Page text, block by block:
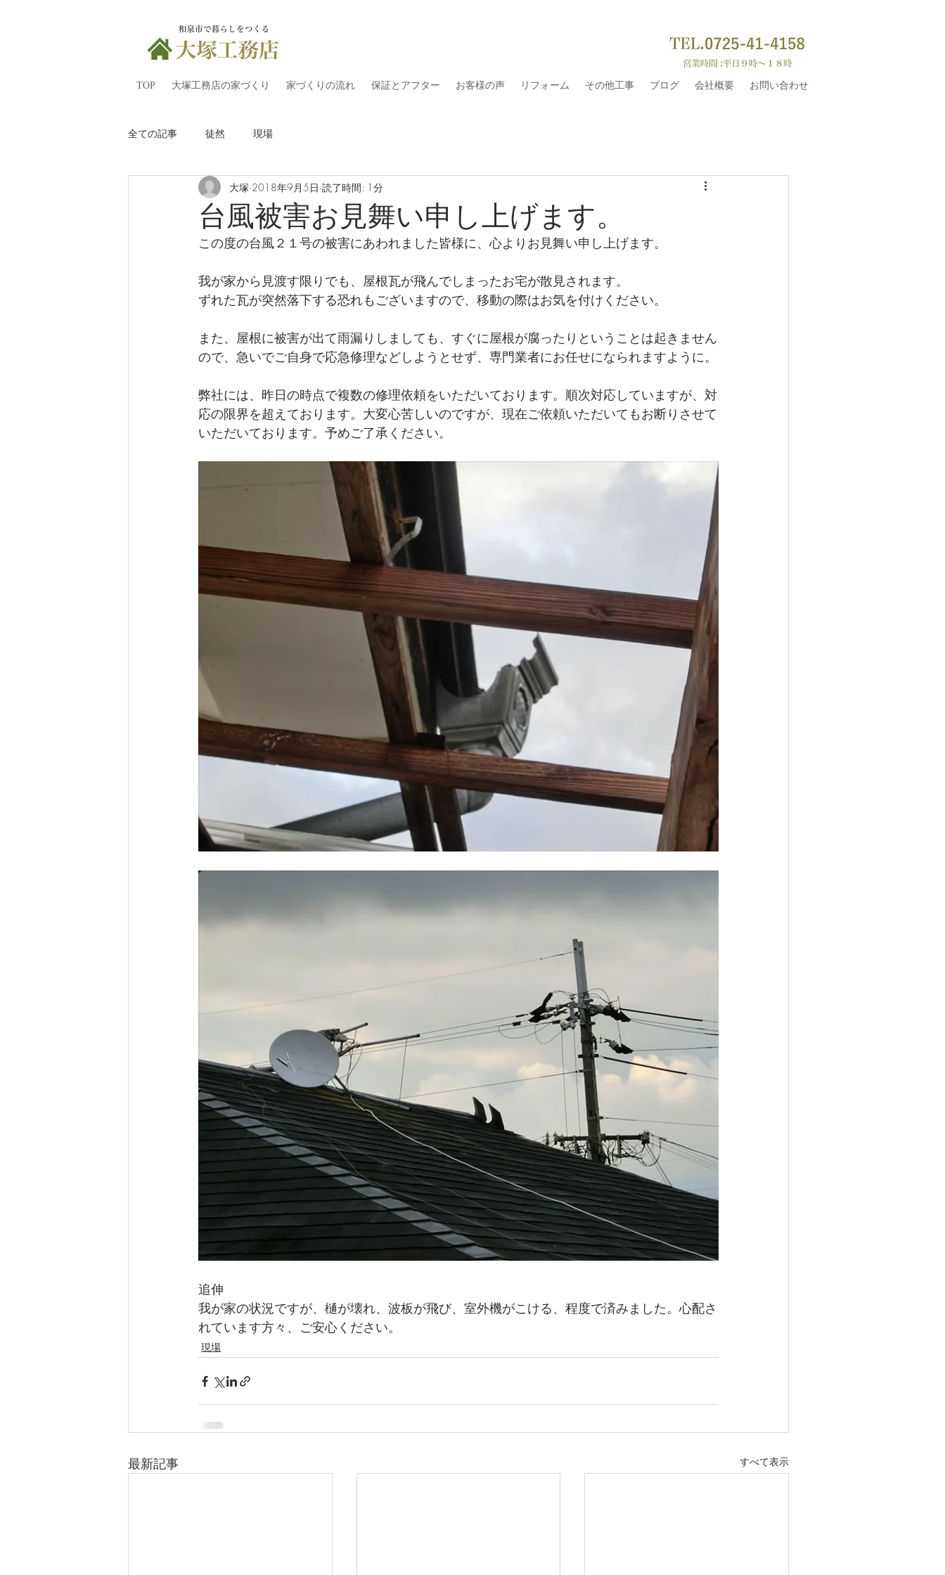
TOP 大塚工務店の家づくり 家づくりの流れ 保証とアフター お客様の声 リフォーム その他工事 ブログ 会社概要 お問い合わせ
全ての記事 徒然 現場
台風被害お見舞い申し上げます。
大塚 2018年9月5日 読了時間: 1分
この度の台風２１号の被害にあわれました皆様に、心よりお見舞い申し上げます。
我が家から見渡す限りでも、屋根瓦が飛んでしまったお宅が散見されます。
ずれた瓦が突然落下する恐れもございますので、移動の際はお気を付けください。
また、屋根に被害が出て雨漏りしましても、すぐに屋根が腐ったりということは起きません
ので、急いでご自身で応急修理などしようとせず、専門業者にお任せになられますように。
弊社には、昨日の時点で複数の修理依頼をいただいております。順次対応していますが、対
応の限界を超えております。大変心苦しいのですが、現在ご依頼いただいてもお断りさせて
いただいております。予めご了承ください。
追伸
我が家の状況ですが、樋が壊れ、波板が飛び、室外機がこける、程度で済みました。心配さ
れています方々、ご安心ください。
現場
最新記事 すべて表示